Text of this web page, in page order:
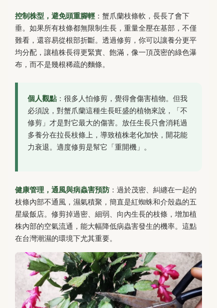
控制株型，避免頭重腳輕 ：蟹爪蘭枝條軟，長長了會下
垂。如果所有枝條都無限制生長，重量全壓在基部，不僅
難看，還容易從根部折斷。透過修剪，你可以讓養分更平
均分配，讓植株長得更緊實、飽滿，像一頂茂密的綠色瀑
布，而不是幾根稀疏的麵條。
個人觀點 ：很多人怕修剪，覺得會傷害植物。但我
必須說，對蟹爪蘭這種生長旺盛的植物來說，「不
修剪」才是對它最大的傷害。放任生長只會消耗過
多養分在拉長枝條上，導致植株老化加快，開花能
力衰退。適度修剪是幫它「重開機」。
健康管理，通風與病蟲害預防 ：過於茂密、糾纏在一起的
枝條內部不通風，濕氣積聚，簡直是紅蜘蛛和介殼蟲的五
星級飯店。修剪掉過密、細弱、向內生長的枝條，增加植
株內部的空氣流通，能大幅降低病蟲害發生的機率。這點
在台灣潮濕的環境下尤其重要。